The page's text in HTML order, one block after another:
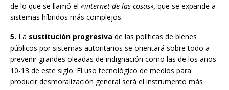
de lo que se llamó el «internet de las cosas», que se expande a
sistemas híbridos más complejos.
5. La sustitución progresiva de las políticas de bienes
públicos por sistemas autoritarios se orientará sobre todo a
prevenir grandes oleadas de indignación como las de los años
10-13 de este siglo. El uso tecnológico de medios para
producir desmoralización general será el instrumento más